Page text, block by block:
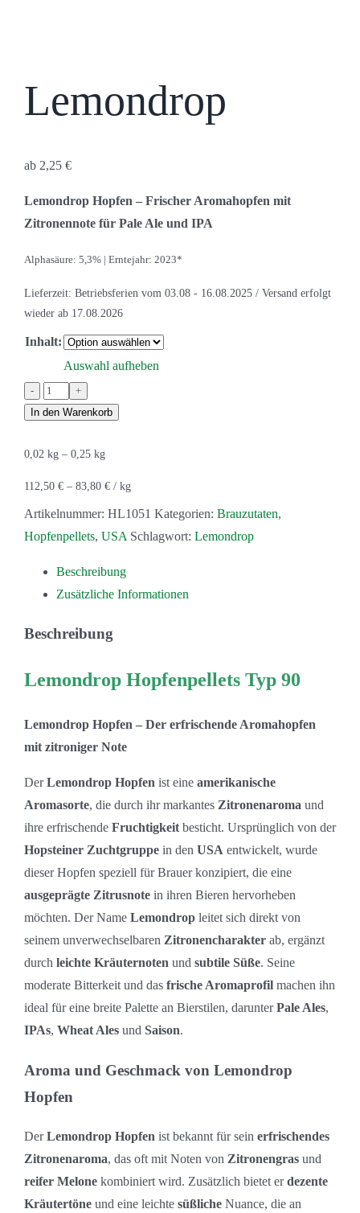
Lemondrop
ab 2,25 €
Lemondrop Hopfen – Frischer Aromahopfen mit
Zitronennote für Pale Ale und IPA
Alphasäure: 5,3% | Erntejahr: 2023*
Lieferzeit: Betriebsferien vom 03.08 - 16.08.2025 / Versand erfolgt
wieder ab 17.08.2026
Inhalt:
Auswahl aufheben
Lemondrop
Menge
In den Warenkorb
0,02 kg – 0,25 kg
112,50 € – 83,80 € / kg
Artikelnummer: HL1051 Kategorien: Brauzutaten,
Hopfenpellets, USA Schlagwort: Lemondrop
Beschreibung
Zusätzliche Informationen
Beschreibung
Lemondrop Hopfenpellets Typ 90
Lemondrop Hopfen – Der erfrischende Aromahopfen
mit zitroniger Note
DerLemondrop Hopfen ist eine amerikanische
Aromasorte, die durch ihr markantes Zitronenaroma und
ihre erfrischende Fruchtigkeit besticht. Ursprünglich von der
Hopsteiner Zuchtgruppe in den USA entwickelt, wurde
dieser Hopfen speziell für Brauer konzipiert, die eine
ausgeprägte Zitrusnote in ihren Bieren hervorheben
möchten. Der Name Lemondrop leitet sich direkt von
seinem unverwechselbaren Zitronencharakter ab, ergänzt
durch leichte Kräuternoten und subtile Süße. Seine
moderate Bitterkeit und das frische Aromaprofil machen ihn
ideal für eine breite Palette an Bierstilen, darunterPale Ales,
IPAs, Wheat Ales und Saison.
Aroma und Geschmack von Lemondrop
Hopfen
DerLemondrop Hopfen ist bekannt für sein erfrischendes
Zitronenaroma, das oft mit Noten von Zitronengras und
reifer Melone kombiniert wird. Zusätzlich bietet erdezente
Kräutertöne und eine leichte süßliche Nuance, die an